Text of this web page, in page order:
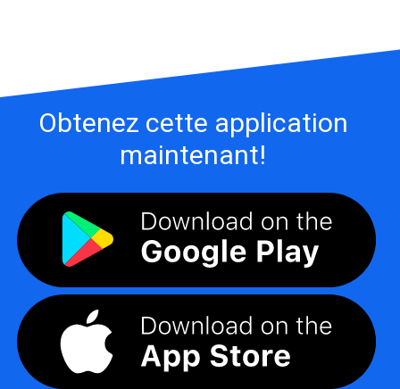
Obtenez cette application
maintenant!